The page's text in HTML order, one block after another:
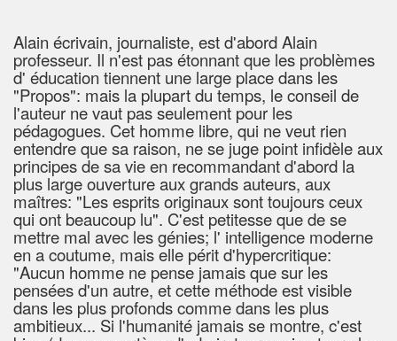
Alain écrivain, journaliste, est d'abord Alain
professeur. Il n'est pas étonnant que les problèmes
d' éducation tiennent une large place dans les
"Propos": mais la plupart du temps, le conseil de
l'auteur ne vaut pas seulement pour les
pédagogues. Cet homme libre, qui ne veut rien
entendre que sa raison, ne se juge point infidèle aux
principes de sa vie en recommandant d'abord la
plus large ouverture aux grands auteurs, aux
maîtres: "Les esprits originaux sont toujours ceux
qui ont beaucoup lu". C'est petitesse que de se
mettre mal avec les génies; l' intelligence moderne
en a coutume, mais elle périt d'hypercritique:
"Aucun homme ne pense jamais que sur les
pensées d'un autre, et cette méthode est visible
dans les plus profonds comme dans les plus
ambitieux... Si l'humanité jamais se montre, c'est